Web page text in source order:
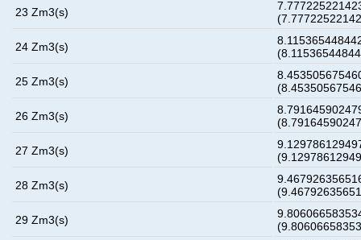
23 Zm3(s)
24 Zm3(s)
25 Zm3(s)
26 Zm3(s)
27 Zm3(s)
28 Zm3(s)
29 Zm3(s)